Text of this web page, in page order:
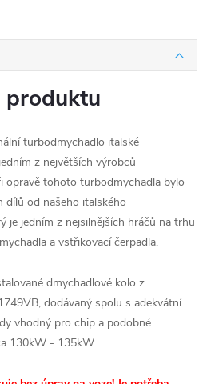
produktu
turbodmychadlo italské
z největších výrobců
opravě tohoto turbodmychadla bylo
dílů od našeho italského
je jedním z nejsilnějších hráčů na trhu
a vstřikovací čerpadla.
dmychadlové kolo z
dodávaný spolu s adekvátní
vhodný pro chip a podobné
130kW - 135kW.